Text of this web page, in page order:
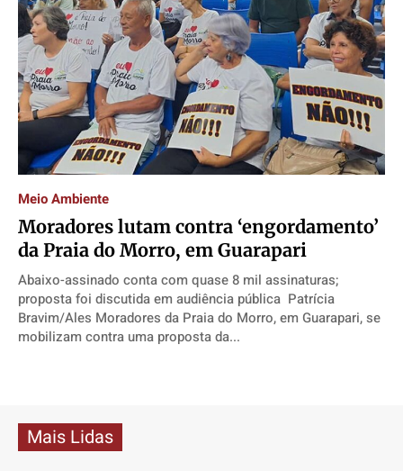
Publicidade Legal
Anuncie
Quem Somos
Expediente
Contato
Anuncie
Termos de Uso
Privacidade
Publicidade Legal
Anuncie
Quem Somos
Expediente
Contato
Anuncie
Termos de Uso
Privacidade
Publicidade Legal
Anuncie
Quem Somos
Expediente
Contato
Anuncie
Termos de Uso
Privacidade
Publicidade Legal
Anuncie
Quem Somos
Expediente
Contato
Anuncie
Termos de Uso
Privacidade
Meio Ambiente
Moradores lutam contra ‘engordamento’
da Praia do Morro, em Guarapari
Abaixo-assinado conta com quase 8 mil assinaturas;
proposta foi discutida em audiência pública Patrícia
Bravim/Ales Moradores da Praia do Morro, em Guarapari, se
mobilizam contra uma proposta da...
Mais Lidas